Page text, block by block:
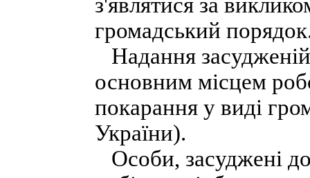
громадський
Надання
основним місцем
покарання у виді
України).
Особи, засуджені